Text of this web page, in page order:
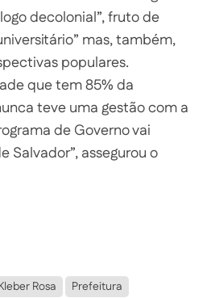
decolonial”, fruto de
mas, também,
populares.
que tem 85% da
teve uma gestão com a
de Governo vai
Salvador”, assegurou o
Rosa Prefeitura